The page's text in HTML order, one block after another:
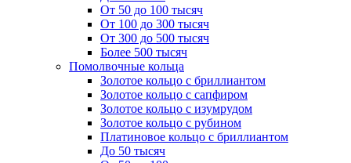
От 50 до 100 тысяч
От 100 до 300 тысяч
От 300 до 500 тысяч
Более 500 тысяч
Помолвочные кольца
Золотое кольцо с бриллиантом
Золотое кольцо с сапфиром
Золотое кольцо с изумрудом
Золотое кольцо с рубином
Платиновое кольцо с бриллиантом
До 50 тысяч